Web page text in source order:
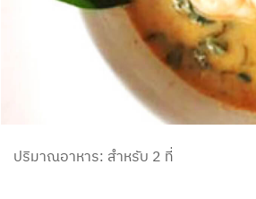
ปริมาณอาหาร: สำหรับ 2 ที่